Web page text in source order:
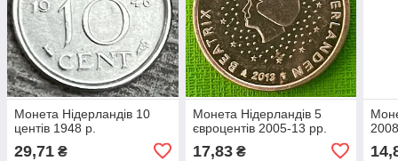
Монета Нідерландів 10
центів 1948 р.
29,71 ₴
Монета Нідерландів 5
євроцентів 2005-13 рр.
17,83₴